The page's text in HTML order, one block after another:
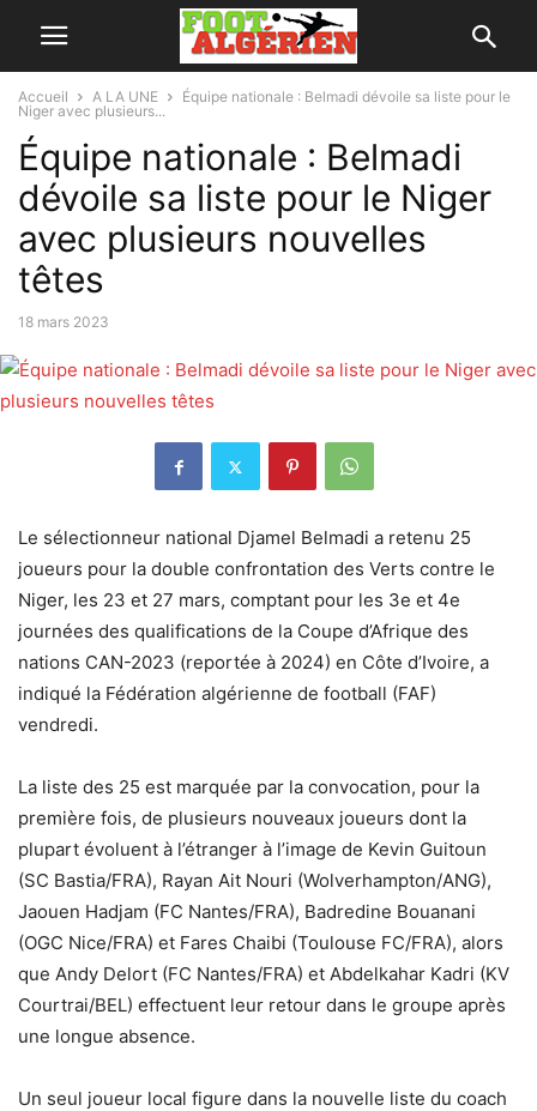
Accueil A LA UNE
Équipe nationale : Belmadi dévoile sa liste pour le
Niger avec plusieurs...
Équipe nationale : Belmadi
dévoile sa liste pour le Niger
avec plusieurs nouvelles
têtes
18 mars 2023
Le sélectionneur national Djamel Belmadi a retenu 25
joueurs pour la double confrontation des Verts contre le
Niger, les 23 et 27 mars, comptant pour les 3e et 4e
journées des qualifications de la Coupe d’Afrique des
nations CAN-2023 (reportée à 2024) en Côte d’Ivoire, a
indiqué la Fédération algérienne de football (FAF)
vendredi.
La liste des 25 est marquée par la convocation, pour la
première fois, de plusieurs nouveaux joueurs dont la
plupart évoluent à l’étranger à l’image de Kevin Guitoun
(SC Bastia/FRA), Rayan Ait Nouri (Wolverhampton/ANG),
Jaouen Hadjam (FC Nantes/FRA), Badredine Bouanani
(OGC Nice/FRA) et Fares Chaibi (Toulouse FC/FRA), alors
que Andy Delort (FC Nantes/FRA) et Abdelkahar Kadri (KV
Courtrai/BEL) effectuent leur retour dans le groupe après
une longue absence.
Un seul joueur local figure dans la nouvelle liste du coach